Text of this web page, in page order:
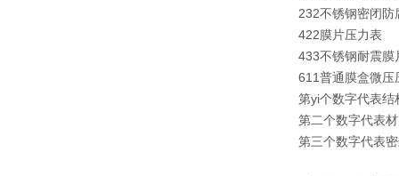
232不锈钢密闭防
422膜片压力表
433不锈钢耐震膜
611普通膜盒微压
第yi个数字代表结
第二个数字代表
第三个数字代表